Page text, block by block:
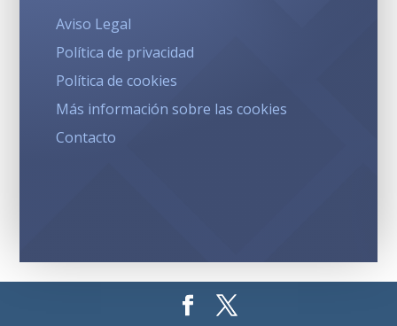
Aviso Legal
Política de privacidad
Política de cookies
Más información sobre las cookies
Contacto